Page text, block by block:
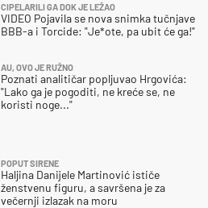
CIPELARILI GA DOK JE LEŽAO
VIDEO Pojavila se nova snimka tučnjave
BBB-a i Torcide: "Je*ote, pa ubit će ga!"
AU, OVO JE RUŽNO
Poznati analitičar popljuvao Hrgovića:
"Lako ga je pogoditi, ne kreće se, ne
koristi noge..."
POPUT SIRENE
Haljina Danijele Martinović ističe
ženstvenu figuru, a savršena je za
večernji izlazak na moru